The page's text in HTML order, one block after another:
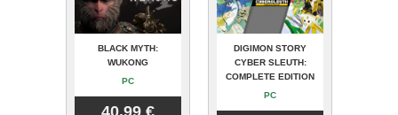
BLACK MYTH:
WUKONG
PC
40.99 €
DIGIMON STORY
CYBER SLEUTH:
COMPLETE EDITION
PC